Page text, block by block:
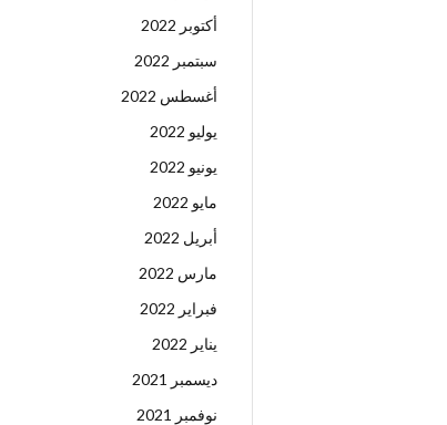
أكتوبر 2022
سبتمبر 2022
أغسطس 2022
يوليو 2022
يونيو 2022
مايو 2022
أبريل 2022
مارس 2022
فبراير 2022
يناير 2022
ديسمبر 2021
نوفمبر 2021